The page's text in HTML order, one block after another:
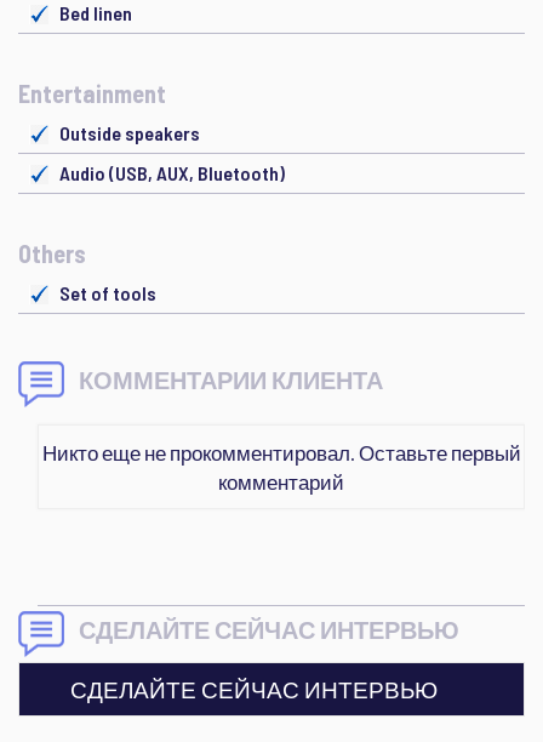
Bed linen
Entertainment
Outside speakers
Audio (USB, AUX, Bluetooth)
Others
Set of tools
КОММЕНТАРИИ КЛИЕНТА
Никто еще не прокомментировал. Оставьте первый
комментарий
СДЕЛАЙТЕ СЕЙЧАС ИНТЕРВЬЮ
СДЕЛАЙТЕ СЕЙЧАС ИНТЕРВЬЮ